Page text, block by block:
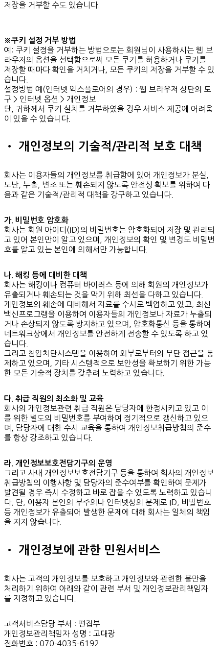
저장을 거부할 수도 있습니다.
※쿠키 설정 거부 방법
예: 쿠키 설정을 거부하는 방법으로는 회원님이 사용하시는 웹 브
라우저의 옵션을 선택함으로써 모든 쿠키를 허용하거나 쿠키를
저장할 때마다 확인을 거치거나, 모든 쿠키의 저장을 거부할 수 있
습니다.
설정방법 예(인터넷 익스플로어의 경우) : 웹 브라우저 상단의 도
구 > 인터넷 옵션 > 개인정보
단, 귀하께서 쿠키 설치를 거부하였을 경우 서비스 제공에 어려움
이 있을 수 있습니다.
• 개인정보의 기술적/관리적 보호 대책
회사는 이용자들의 개인정보를 취급함에 있어 개인정보가 분실,
도난, 누출, 변조 또는 훼손되지 않도록 안전성 확보를 위하여 다
음과 같은 기술적/관리적 대책을 강구하고 있습니다.
가. 비밀번호 암호화
회사는 회원 아이디(ID)의 비밀번호는 암호화되어 저장 및 관리되
고 있어 본인만이 알고 있으며, 개인정보의 확인 및 변경도 비밀번
호를 알고 있는 본인에 의해서만 가능합니다.
나. 해킹 등에 대비한 대책
회사는 해킹이나 컴퓨터 바이러스 등에 의해 회원의 개인정보가
유출되거나 훼손되는 것을 막기 위해 최선을 다하고 있습니다.
개인정보의 훼손에 대비해서 자료를 수시로 백업하고 있고, 최신
백신프로그램을 이용하여 이용자들의 개인정보나 자료가 누출되
거나 손상되지 않도록 방지하고 있으며, 암호화통신 등을 통하여
네트워크상에서 개인정보를 안전하게 전송할 수 있도록 하고 있
습니다.
그리고 침입차단시스템을 이용하여 외부로부터의 무단 접근을 통
제하고 있으며, 기타 시스템적으로 보안성을 확보하기 위한 가능
한 모든 기술적 장치를 갖추려 노력하고 있습니다.
다. 취급 직원의 최소화 및 교육
회사의 개인정보관련 취급 직원은 담당자에 한정시키고 있고 이
를 위한 별도의 비밀번호를 부여하여 정기적으로 갱신하고 있으
며, 담당자에 대한 수시 교육을 통하여 개인정보취급방침의 준수
를 항상 강조하고 있습니다.
라. 개인정보보호전담기구의 운영
그리고 사내 개인정보보호전담기구 등을 통하여 회사의 개인정보
취급방침의 이행사항 및 담당자의 준수여부를 확인하여 문제가
발견될 경우 즉시 수정하고 바로 잡을 수 있도록 노력하고 있습니
다. 단, 이용자 본인의 부주의나 인터넷상의 문제로 ID, 비밀번호
등 개인정보가 유출되어 발생한 문제에 대해 회사는 일체의 책임
을 지지 않습니다.
• 개인정보에 관한 민원서비스
회사는 고객의 개인정보를 보호하고 개인정보와 관련한 불만을
처리하기 위하여 아래와 같이 관련 부서 및 개인정보관리책임자
를 지정하고 있습니다.
고객서비스담당 부서 : 편집부
개인정보관리책임자 성명 : 고대광
전화번호 : 070-4035-6192